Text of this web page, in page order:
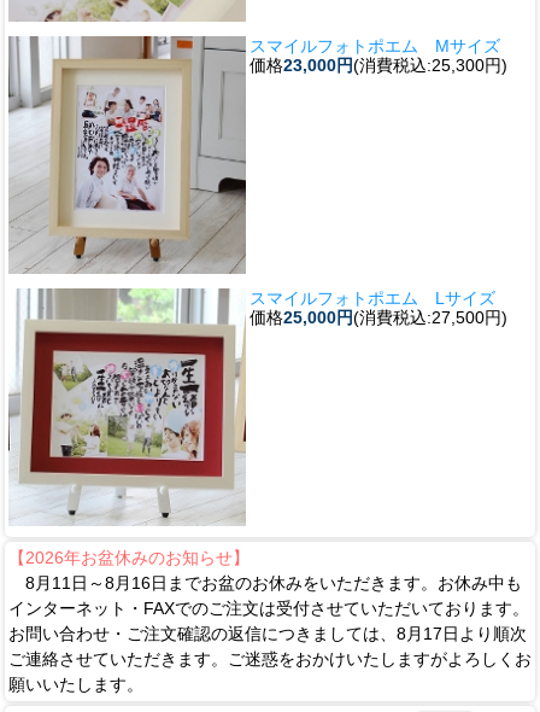
スマイルフォトポエム Mサイズ
価格23,000円(消費税込:25,300円)
スマイルフォトポエム Lサイズ
価格25,000円(消費税込:27,500円)
【2026年お盆休みのお知らせ】
8月11日～8月16日までお盆のお休みをいただきます。お休み中も
インターネット・FAXでのご注文は受付させていただいております。
お問い合わせ・ご注文確認の返信につきましては、8月17日より順次
ご連絡させていただきます。ご迷惑をおかけいたしますがよろしくお
願いいたします。